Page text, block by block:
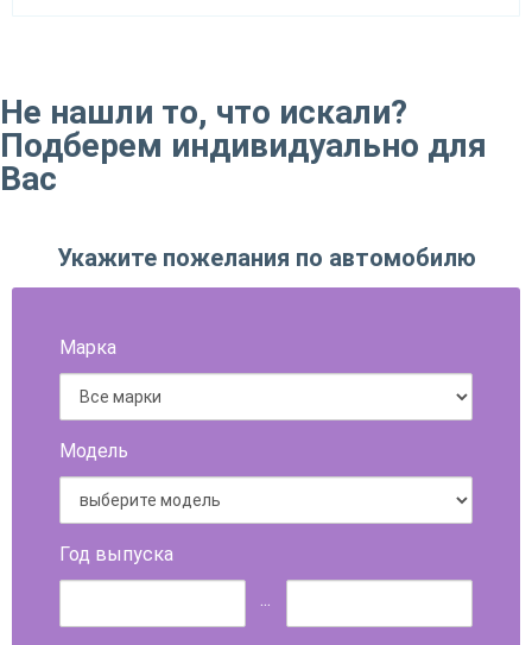
Не нашли то, что искали?
Подберем индивидуально для
Вас
Укажите пожелания по автомобилю
Марка
Модель
Год выпуска
...